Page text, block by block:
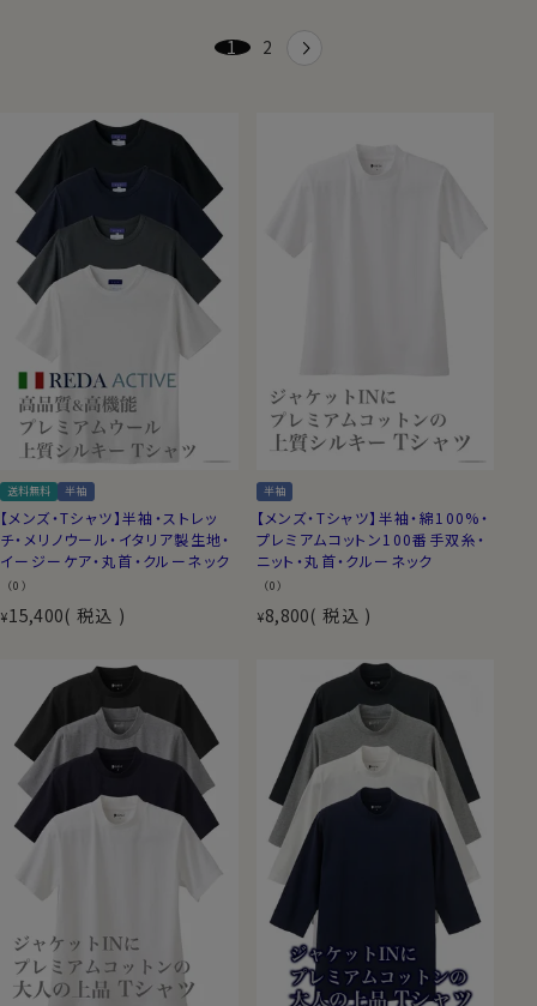
1 2
送料無料 半袖
【メンズ・Tシャツ】半袖・ストレッ
チ・メリノウール・イタリア製生地・
イージーケア・丸首・クルーネック
（0）
¥15,400 税込
半袖
【メンズ・Tシャツ】半袖・綿100%・
プレミアムコットン100番手双糸・
ニット・丸首・クルーネック
（0）
¥8,800 税込